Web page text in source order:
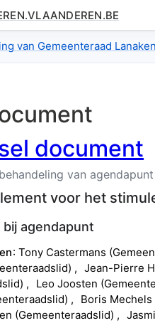
van Gemeenteraad
document
van agendapunt
voor het
agendapunt
Tony Castermans (
) Jean-Pierre
) Leo Joosten (
) Boris Mechels
(Gemeenteraadslid)